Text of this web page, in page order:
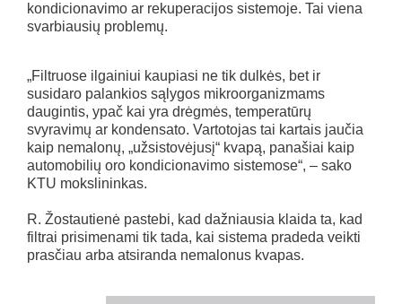
kondicionavimo ar rekuperacijos sistemoje. Tai viena
svarbiausių problemų.
„Filtruose ilgainiui kaupiasi ne tik dulkės, bet ir
susidaro palankios sąlygos mikroorganizmams
daugintis, ypač kai yra drėgmės, temperatūrų
svyravimų ar kondensato. Vartotojas tai kartais jaučia
kaip nemalonų, „užsistovėjusį“ kvapą, panašiai kaip
automobilių oro kondicionavimo sistemose“, – sako
KTU mokslininkas.
R. Žostautienė pastebi, kad dažniausia klaida ta, kad
filtrai prisimenami tik tada, kai sistema pradeda veikti
prasčiau arba atsiranda nemalonus kvapas.